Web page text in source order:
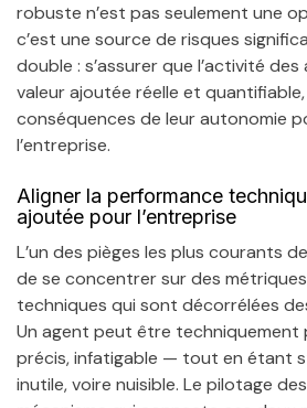
robuste n’est pas seulement une
c’est une source de risques
double : s’assurer que l’activité
valeur ajoutée réelle et
conséquences de leur autonomie
l’entreprise.
Aligner la performance
ajoutée pour l’entreprise
L’un des pièges les plus courants
de se concentrer sur des
techniques qui sont décorrélées
Un agent peut être
précis, infatigable — tout en étant
inutile, voire nuisible. Le pilotage